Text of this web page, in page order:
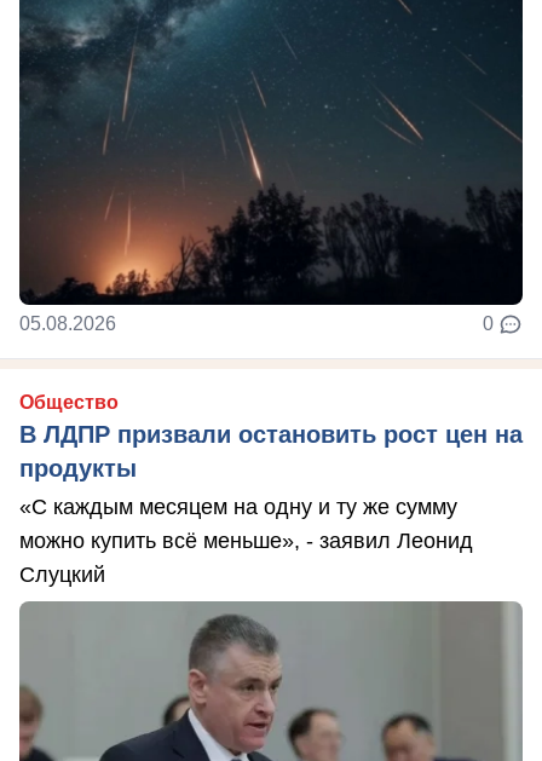
05.08.2026 0
Общество
В ЛДПР призвали остановить рост цен на
продукты
«С каждым месяцем на одну и ту же сумму
можно купить всё меньше», - заявил Леонид
Слуцкий